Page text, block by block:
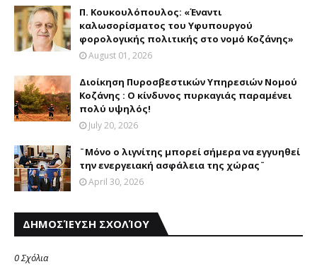
Π. Κουκουλόπουλος: «Έναντι
καλωσορίσματος του Υφυπουργού
φορολογικής πολιτικής στο νομό Κοζάνης»
August 01, 2026
Διοίκηση Πυροσβεστικών Υπηρεσιών Νομού
Κοζάνης : Ο κίνδυνος πυρκαγιάς παραμένει
πολύ υψηλός!
July 20, 2026
¨Μόνο ο λιγνίτης μπορεί σήμερα να εγγυηθεί
την ενεργειακή ασφάλεια της χώρας¨
April 30, 2026
ΔΗΜΟΣΊΕΥΣΗ ΣΧΟΛΊΟΥ
0 Σχόλια